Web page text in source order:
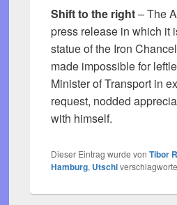
Shift to the right– The
press release in which it
statue of the Iron
made impossible for
Minister of Transport in
request, nodded
with himself.
Dieser Eintrag wurde von Tibor
Hamburg, Utschl